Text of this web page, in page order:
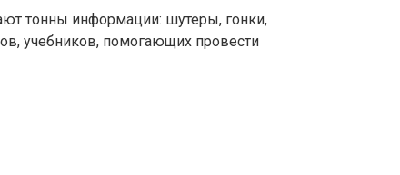
тонны информации: шутеры, гонки,
учебников, помогающих провести